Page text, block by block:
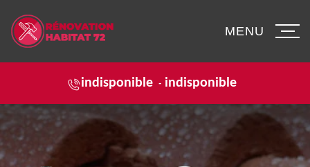
indisponible - indisponible
MENU